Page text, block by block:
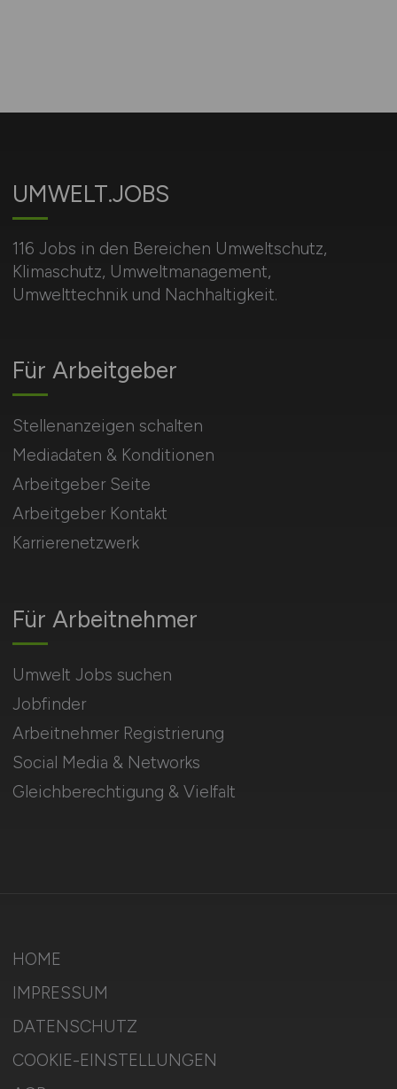
UMWELT.JOBS
116 Jobs in den Bereichen Umweltschutz,
Klimaschutz, Umweltmanagement,
Umwelttechnik und Nachhaltigkeit.
Für Arbeitnehmer
Umwelt Jobs suchen
Jobfinder
Arbeitnehmer Registrierung
Social Media & Networks
Gleichberechtigung & Vielfalt
Für Arbeitgeber
Stellenanzeigen schalten
Mediadaten & Konditionen
Arbeitgeber Seite
Arbeitgeber Kontakt
Karrierenetzwerk
HOME
IMPRESSUM
DATENSCHUTZ
COOKIE-EINSTELLUNGEN